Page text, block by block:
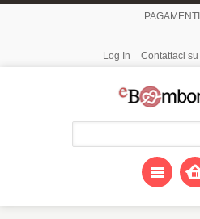
Log In Contattaci